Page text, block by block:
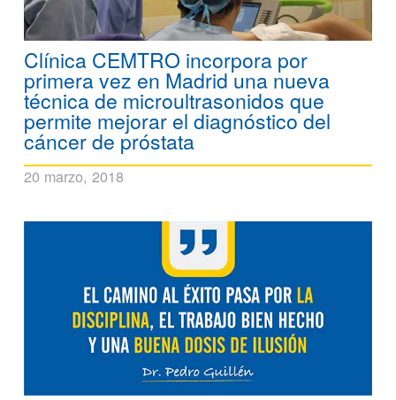
Clínica CEMTRO incorpora por
primera vez en Madrid una nueva
técnica de microultrasonidos que
permite mejorar el diagnóstico del
cáncer de próstata
20 marzo, 2018